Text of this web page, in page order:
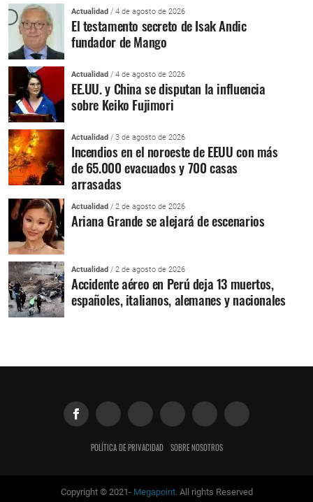
Actualidad / 4 de agosto de 2026
El testamento secreto de Isak Andic
fundador de Mango
Actualidad / 4 de agosto de 2026
EE.UU. y China se disputan la influencia
sobre Keiko Fujimori
Actualidad / 3 de agosto de 2026
Incendios en el noroeste de EEUU con más
de 65.000 evacuados y 700 casas
arrasadas
Actualidad / 2 de agosto de 2026
Ariana Grande se alejará de escenarios
Actualidad / 2 de agosto de 2026
Accidente aéreo en Perú deja 13 muertos,
españoles, italianos, alemanes y nacionales
POLÍTICA DE PRIVACIDAD SOBRE NOSOTROS
Copyright © 2021- Megapoint. All rights Reserved